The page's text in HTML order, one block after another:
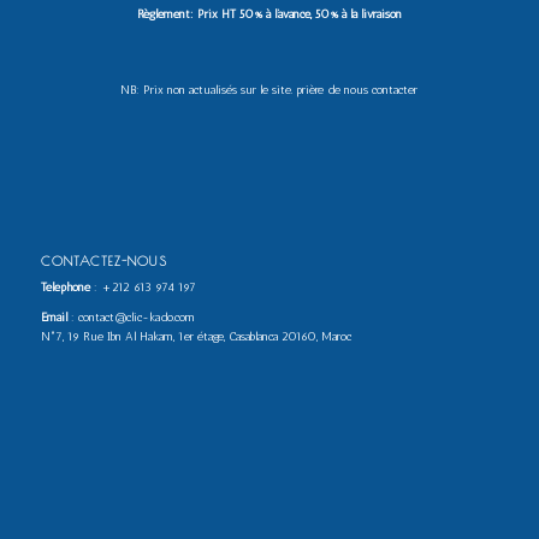
Règlement: Prix HT 50% à l’avance, 50% à la livraison
NB: Prix non actualisés sur le site. prière de nous contacter
CONTACTEZ-NOUS
Téléphone: +212 613 974 197
Email: contact@clic-kado.com
N°7, 19 Rue Ibn Al Hakam, 1er étage, Casablanca 20160, Maroc